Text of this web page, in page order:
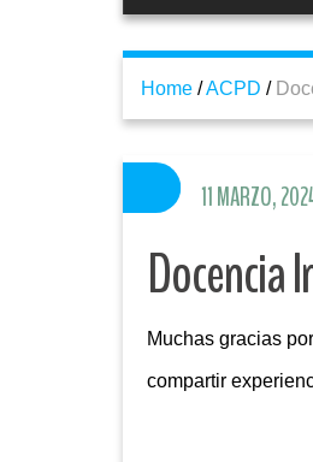
Home /ACPD /
Docencia
Muchas gracias
compartir
11 MARZO,